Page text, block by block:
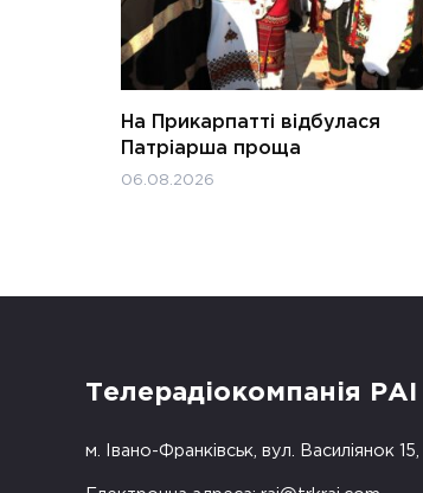
На Прикарпатті відбулася
Патріарша проща
06.08.2026
Телерадіокомпанія РАІ
м. Івано-Франківськ, вул. Василіянок